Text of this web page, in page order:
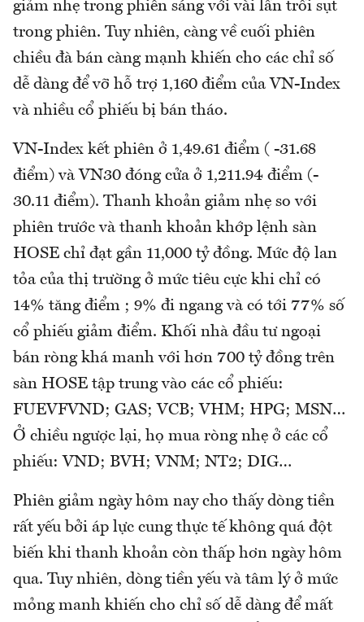
giảm nhẹ trong phiên sáng với vài lần trồi sụt
trong phiên. Tuy nhiên, càng về cuối phiên
chiều đà bán càng mạnh khiến cho các chỉ số
dễ dàng để vỡ hỗ trợ 1,160 điểm của VN-Index
và nhiều cổ phiếu bị bán tháo.
VN-Index kết phiên ở 1,49.61 điểm ( -31.68
điểm) và VN30 đóng cửa ở 1,211.94 điểm (-
30.11 điểm). Thanh khoản giảm nhẹ so với
phiên trước và thanh khoản khớp lệnh sàn
HOSE chỉ đạt gần 11,000 tỷ đồng. Mức độ lan
tỏa của thị trường ở mức tiêu cực khi chỉ có
14% tăng điểm ; 9% đi ngang và có tới 77% số
cổ phiếu giảm điểm. Khối nhà đầu tư ngoại
bán ròng khá manh với hơn 700 tỷ đồng trên
sàn HOSE tập trung vào các cổ phiếu:
FUEVFVND; GAS; VCB; VHM; HPG; MSN…
Ở chiều ngược lại, họ mua ròng nhẹ ở các cổ
phiếu: VND; BVH; VNM; NT2; DIG…
Phiên giảm ngày hôm nay cho thấy dòng tiền
rất yếu bởi áp lực cung thực tế không quá đột
biến khi thanh khoản còn thấp hơn ngày hôm
qua. Tuy nhiên, dòng tiền yếu và tâm lý ở mức
mỏng manh khiến cho chỉ số dễ dàng để mất